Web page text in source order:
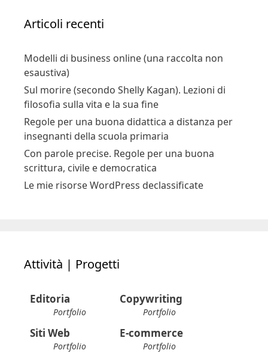
Articoli recenti
Modelli di business online (una raccolta non
esaustiva)
Sul morire (secondo Shelly Kagan). Lezioni di
filosofia sulla vita e la sua fine
Regole per una buona didattica a distanza per
insegnanti della scuola primaria
Con parole precise. Regole per una buona
scrittura, civile e democratica
Le mie risorse WordPress declassificate
Attività | Progetti
Editoria
Portfolio
Copywriting
Portfolio
Siti Web
Portfolio
E-commerce
Portfolio